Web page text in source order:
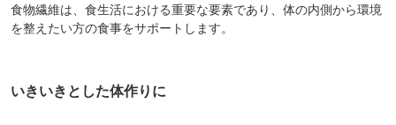
食物繊維は、食生活における重要な要素であり、体の内側から環境
を整えたい方の食事をサポートします。
いきいきとした体作りに